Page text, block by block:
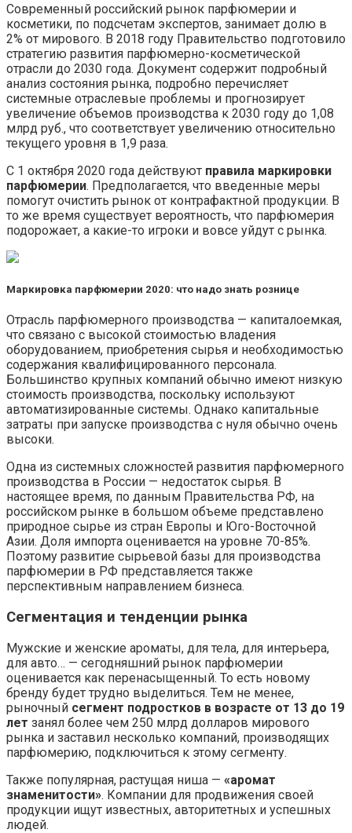
Современный российский рынок парфюмерии и
косметики, по подсчетам экспертов, занимает долю в
2% от мирового. В 2018 году Правительство подготовило
стратегию развития парфюмерно-косметической
отрасли до 2030 года. Документ содержит подробный
анализ состояния рынка, подробно перечисляет
системные отраслевые проблемы и прогнозирует
увеличение объемов производства к 2030 году до 1,08
млрд руб., что соответствует увеличению относительно
текущего уровня в 1,9 раза.
С 1 октября 2020 года действуют правила маркировки
парфюмерии. Предполагается, что введенные меры
помогут очистить рынок от контрафактной продукции. В
то же время существует вероятность, что парфюмерия
подорожает, а какие-то игроки и вовсе уйдут с рынка.
Маркировка парфюмерии 2020: что надо знать рознице
Отрасль парфюмерного производства — капиталоемкая,
что связано с высокой стоимостью владения
оборудованием, приобретения сырья и необходимостью
содержания квалифицированного персонала.
Большинство крупных компаний обычно имеют низкую
стоимость производства, поскольку используют
автоматизированные системы. Однако капитальные
затраты при запуске производства с нуля обычно очень
высоки.
Одна из системных сложностей развития парфюмерного
производства в России — недостаток сырья. В
настоящее время, по данным Правительства РФ, на
российском рынке в большом объеме представлено
природное сырье из стран Европы и Юго-Восточной
Азии. Доля импорта оценивается на уровне 70-85%.
Поэтому развитие сырьевой базы для производства
парфюмерии в РФ представляется также
перспективным направлением бизнеса.
Сегментация и тенденции рынка
Мужские и женские ароматы, для тела, для интерьера,
для авто… — сегодняшний рынок парфюмерии
оценивается как перенасыщенный. То есть новому
бренду будет трудно выделиться. Тем не менее,
рыночный сегмент подростков в возрасте от 13 до 19
лет занял более чем 250 млрд долларов мирового
рынка и заставил несколько компаний, производящих
парфюмерию, подключиться к этому сегменту.
Также популярная, растущая ниша — «аромат
знаменитости». Компании для продвижения своей
продукции ищут известных, авторитетных и успешных
людей.